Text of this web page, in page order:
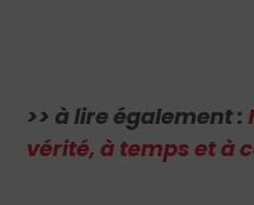
>> à lire également :
vérité, à temps et à